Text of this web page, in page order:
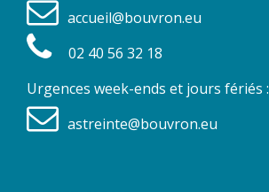
accueil@bouvron.eu
02 40 56 32 18
Urgences week-ends et jours fériés :
astreinte@bouvron.eu